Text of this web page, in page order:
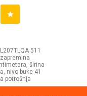
511
širina
nivo buke 41
potrošnja